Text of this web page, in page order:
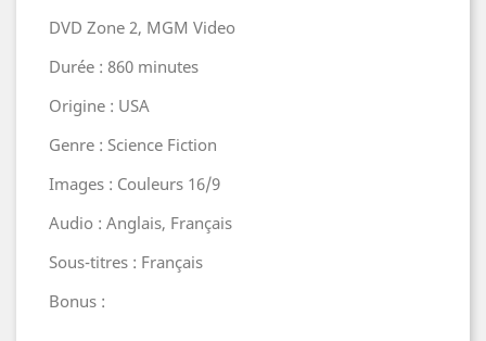
DVD Zone 2, MGM Video
Durée : 860 minutes
Origine : USA
Genre : Science Fiction
Images : Couleurs 16/9
Audio : Anglais, Français
Sous-titres : Français
Bonus :